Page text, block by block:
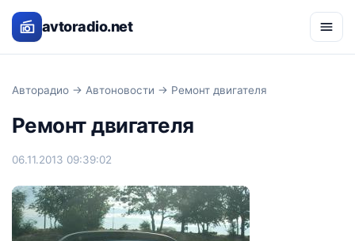
avtoradio.net
Авторадио → Автоновости → Ремонт двигателя
Ремонт двигателя
06.11.2013 09:39:02